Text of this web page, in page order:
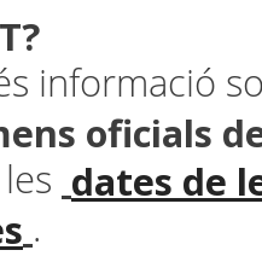
informació
oficials
dates de
.